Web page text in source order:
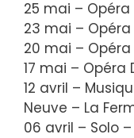
25 mai – Opéra
23 mai – Opéra
20 mai – Opéra
17 mai – Opéra
12 avril –
Neuve – La
06 avril – Solo